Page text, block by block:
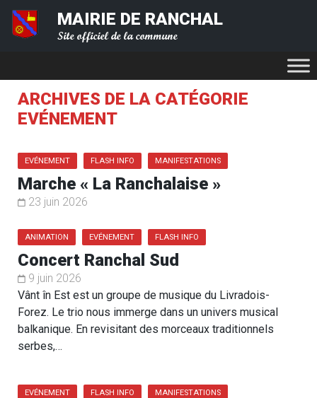
MAIRIE DE RANCHAL
Site officiel de la commune
ARCHIVES DE LA CATÉGORIE
EVÉNEMENT
EVÉNEMENT FLASH INFO MANIFESTATIONS
Marche « La Ranchalaise »
23 juin 2026
ANIMATION EVÉNEMENT FLASH INFO
Concert Ranchal Sud
9 juin 2026
Vânt în Est est un groupe de musique du Livradois-
Forez. Le trio nous immerge dans un univers musical
balkanique. En revisitant des morceaux traditionnels
serbes,…
EVÉNEMENT FLASH INFO MANIFESTATIONS